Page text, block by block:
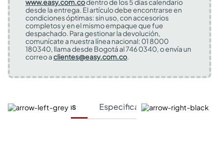
www.easy.com.codentro de los 5 días calendario
desde la entrega. El artículo debe encontrarse en
condiciones óptimas: sin uso, con accesorios
completos y en el mismo empaque que fue
despachado. Para gestionar la devolución,
comunícate a nuestra línea nacional: 01 8000
180340, llama desde Bogotá al 746 0340, o envía un
correo aclientes@easy.com.co.
Características Especificaciones Técnicas